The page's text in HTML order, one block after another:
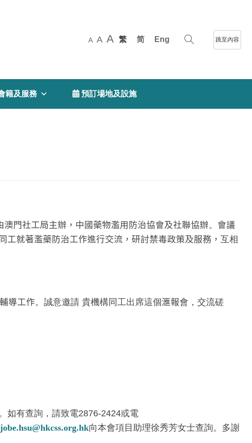
A A A 繁 简 Eng 跳至內容
籍及服務  預訂場地及設施
澳門社工局主辦，中國藥物濫用防治協會及社聯協辦。 會議
就著濫藥防治工作進行交流，研討禁毒政策及服務， 互相
導工作。誠意邀請 貴機構同工出席這個 滙報會，交流磋
如有查詢，請致電2876-2424或電
jobe.hsu@hkcss.org.hk向本會項目助理徐秀芳女士查詢。多謝